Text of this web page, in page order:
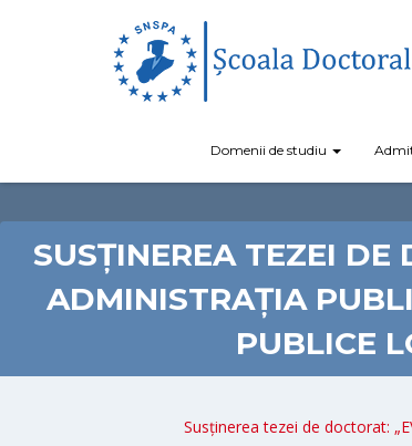
Domenii de studiu
SUSȚINEREA TEZEI
ADMINISTRAȚIA
PUBLICE
Susținerea tezei de doctorat: